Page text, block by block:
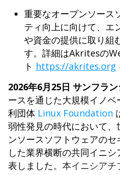
重要なオープンソース
ティ向上に向けて、エ
や資金の提供に取り組
す。詳細はAkritesの
ト https://akrites.org
2026年​6月​25日 サンフラ
ースを通じた大規模イノ
利団体​ Linux Foundation
弱性発見の時代において
ンソースソフトウェアの
した業界横断の共同イニシ
表しました。 本イニシア